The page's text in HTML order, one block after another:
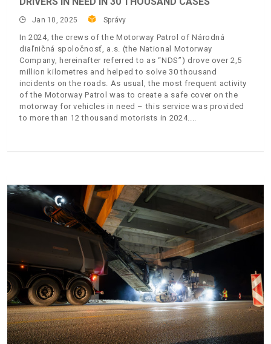
Jan 10, 2025 Správy
In 2024, the crews of the Motorway Patrol of Národná
diaľničná spoločnosť, a.s. (the National Motorway
Company, hereinafter referred to as “NDS”) drove over 2,5
million kilometres and helped to solve 30 thousand
incidents on the roads. As usual, the most frequent activity
of the Motorway Patrol was to create a safe cover on the
motorway for vehicles in need – this service was provided
to more than 12 thousand motorists in 2024.